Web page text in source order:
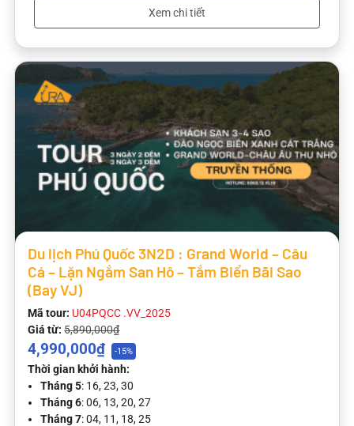
Xem chi tiết
Du lịch Phú Quốc 3N2D : Grand World – Câu
Cá – Lặn Ngắm San Hô – Tắm Biển Bãi Sao
(Bay VJ)
Mã tour: U04PQCC .VV_2025
Giá từ:5,890,000₫
4,990,000₫ -15%
Thời gian khởi hành:
Tháng 5: 16, 23, 30
Tháng 6: 06, 13, 20, 27
Tháng 7: 04, 11, 18, 25